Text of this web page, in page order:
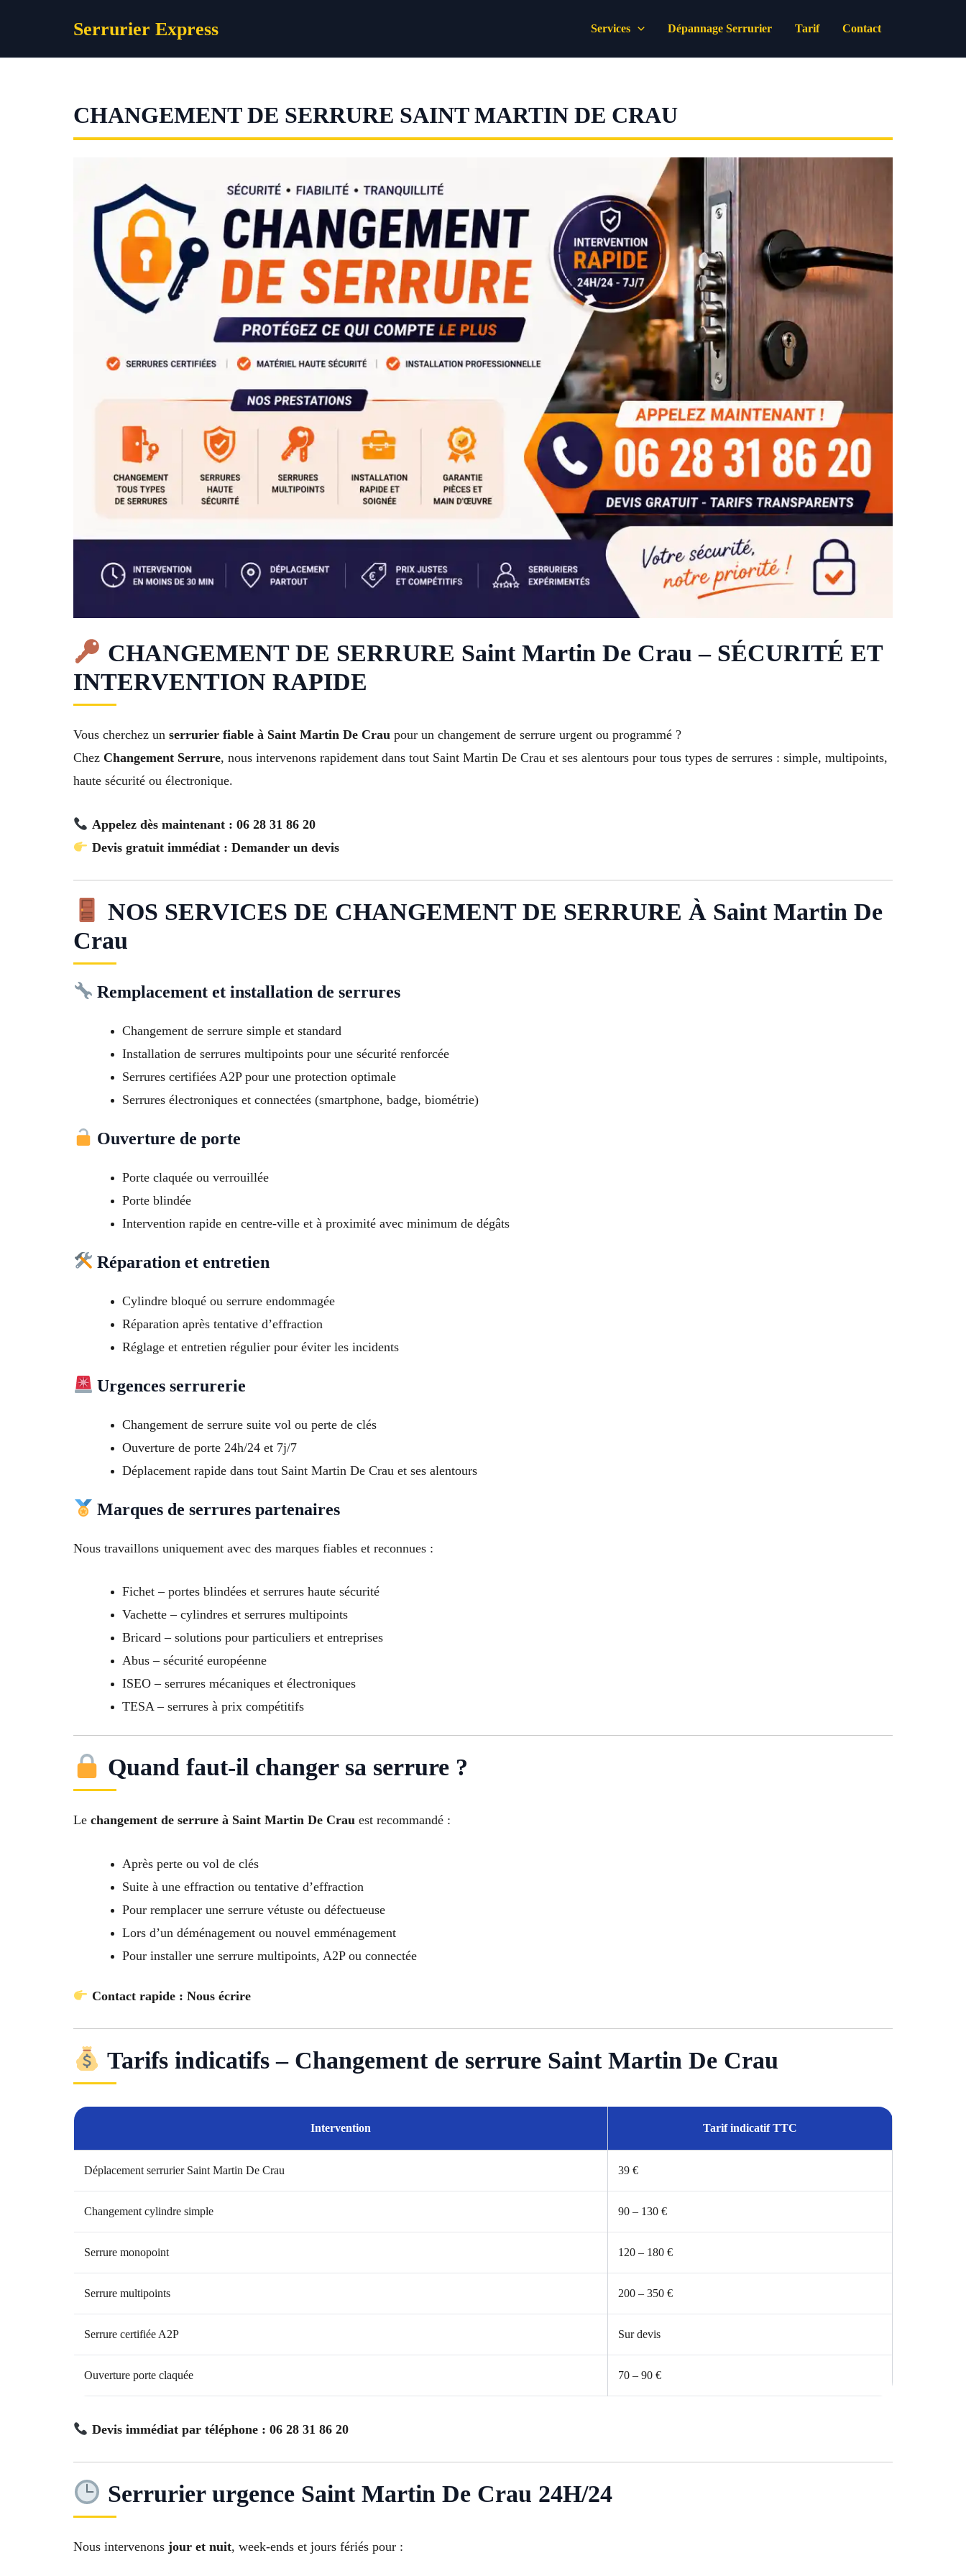
Serrurier Express Services Dépannage Serrurier Tarif Contact
CHANGEMENT DE SERRURE SAINT MARTIN DE CRAU
CHANGEMENT DE SERRURE Saint Martin De Crau – SÉCURITÉ ET
INTERVENTION RAPIDE
Vous cherchez un serrurier fiable à Saint Martin De Crau pour un changement de serrure urgent ou programmé ?
Chez Changement Serrure, nous intervenons rapidement dans tout Saint Martin De Crau et ses alentours pour tous types de serrures : simple, multipoints,
haute sécurité ou électronique.
Appelez dès maintenant : 06 28 31 86 20
Devis gratuit immédiat : Demander un devis
NOS SERVICES DE CHANGEMENT DE SERRURE À Saint Martin De
Crau
Remplacement et installation de serrures
Changement de serrure simple et standard
Installation de serrures multipoints pour une sécurité renforcée
Serrures certifiées A2P pour une protection optimale
Serrures électroniques et connectées (smartphone, badge, biométrie)
Ouverture de porte
Porte claquée ou verrouillée
Porte blindée
Intervention rapide en centre-ville et à proximité avec minimum de dégâts
Réparation et entretien
Cylindre bloqué ou serrure endommagée
Réparation après tentative d’effraction
Réglage et entretien régulier pour éviter les incidents
Urgences serrurerie
Changement de serrure suite vol ou perte de clés
Ouverture de porte 24h/24 et 7j/7
Déplacement rapide dans tout Saint Martin De Crau et ses alentours
Marques de serrures partenaires
Nous travaillons uniquement avec des marques fiables et reconnues :
Fichet – portes blindées et serrures haute sécurité
Vachette – cylindres et serrures multipoints
Bricard – solutions pour particuliers et entreprises
Abus – sécurité européenne
ISEO – serrures mécaniques et électroniques
TESA – serrures à prix compétitifs
Quand faut-il changer sa serrure ?
Le changement de serrure à Saint Martin De Crau est recommandé :
Après perte ou vol de clés
Suite à une effraction ou tentative d’effraction
Pour remplacer une serrure vétuste ou défectueuse
Lors d’un déménagement ou nouvel emménagement
Pour installer une serrure multipoints, A2P ou connectée
Contact rapide : Nous écrire
Tarifs indicatifs – Changement de serrure Saint Martin De Crau
Intervention Tarif indicatif TTC
Déplacement serrurier Saint Martin De Crau 39 €
Changement cylindre simple 90 – 130 €
Serrure monopoint 120 – 180 €
Serrure multipoints 200 – 350 €
Serrure certifiée A2P Sur devis
Ouverture porte claquée 70 – 90 €
Devis immédiat par téléphone : 06 28 31 86 20
Serrurier urgence Saint Martin De Crau 24H/24
Nous intervenons jour et nuit, week-ends et jours fériés pour :